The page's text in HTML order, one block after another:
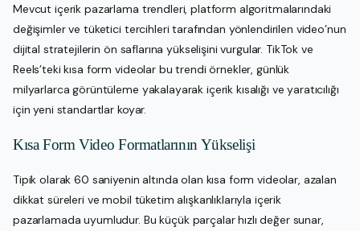
Mevcut içerik pazarlama trendleri, platform algoritmalarındaki
değişimler ve tüketici tercihleri tarafından yönlendirilen video’nun
dijital stratejilerin ön saflarına yükselişini vurgular. TikTok ve
Reels’teki kısa form videolar bu trendi örnekler, günlük
milyarlarca görüntüleme yakalayarak içerik kısalığı ve yaratıcılığı
için yeni standartlar koyar.
Kısa Form Video Formatlarının Yükselişi
Tipik olarak 60 saniyenin altında olan kısa form videolar, azalan
dikkat süreleri ve mobil tüketim alışkanlıklarıyla içerik
pazarlamada uyumludur. Bu küçük parçalar hızlı değer sunar,